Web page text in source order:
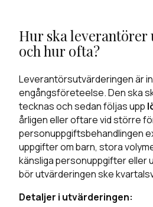
Hur ska leverantörer
och hur ofta?
Leverantörsutvärderingen är
engångsföreteelse. Den ska
tecknas och sedan följas upp
årligen eller oftare vid större
personuppgiftsbehandlingen
uppgifter om barn, stora
känsliga personuppgifter eller
bör utvärderingen ske
Detaljer i utvärderingen: